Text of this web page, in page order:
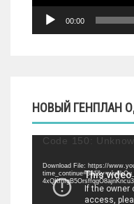
00:00
НОВЫЙ ГЕНПЛАН
Видеоплеер
Code 150:
Download File: https://